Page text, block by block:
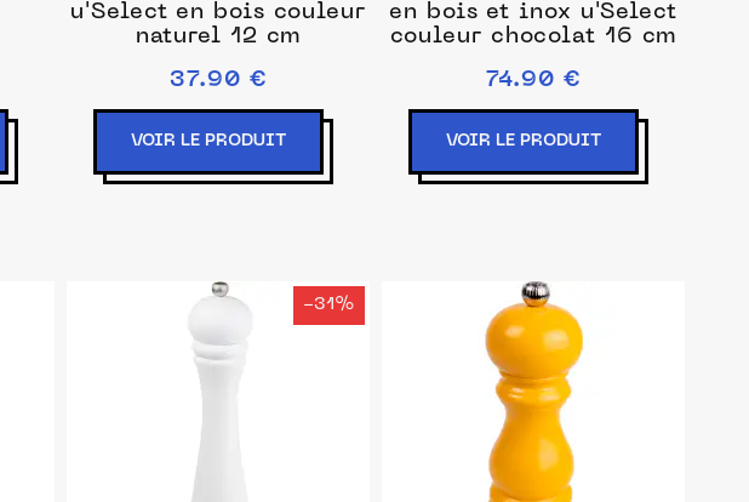
u'Select en bois couleur
naturel 12 cm
37.90 €
VOIR LE PRODUIT
en bois et inox u'Select
couleur chocolat 16 cm
74.90 €
VOIR LE PRODUIT
-31%